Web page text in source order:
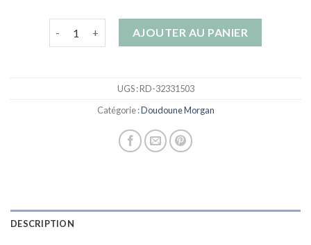
quantité de doudoune morgan
AJOUTER AU PANIER
UGS :RD-32331503
Catégorie :Doudoune Morgan
DESCRIPTION